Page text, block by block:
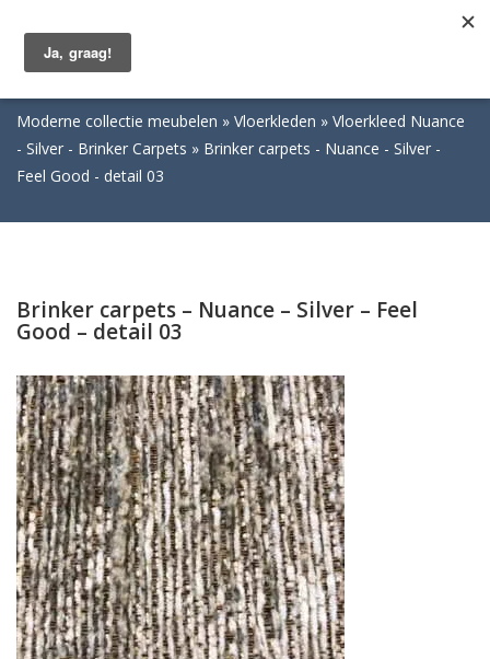
Moderne collectie meubelen Vloerkleden
Vloerkleed Nuance
- Silver - Brinker Carpets
Brinker carpets - Nuance - Silver -
Feel Good - detail 03
Brinker carpets – Nuance – Silver – Feel
Good – detail 03